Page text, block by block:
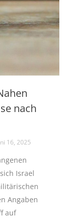
nach
16, 2025
Israel
Angaben
auf